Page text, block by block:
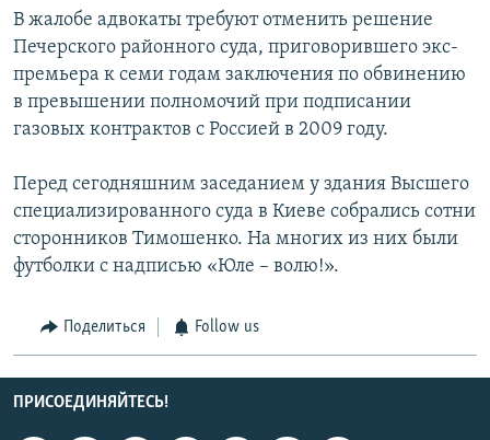
В жалобе адвокаты требуют отменить решение
Печерского районного суда, приговорившего экс-
премьера к семи годам заключения по обвинению
в превышении полномочий при подписании
газовых контрактов с Россией в 2009 году.
Перед сегодняшним заседанием у здания Высшего
специализированного суда в Киеве собрались сотни
сторонников Тимошенко. На многих из них были
футболки с надписью «Юле – волю!».
Поделиться Follow us
ПРИСОЕДИНЯЙТЕСЬ!